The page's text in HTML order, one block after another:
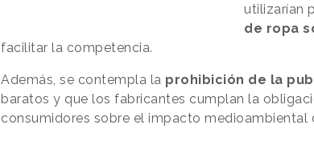
utilizarían
de ropa
facilitar la competencia.
Además, se contempla la prohibición de la
baratos y que los fabricantes cumplan la
consumidores sobre el impacto medioambiental